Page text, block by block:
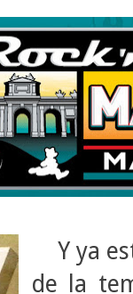
Y ya
de la